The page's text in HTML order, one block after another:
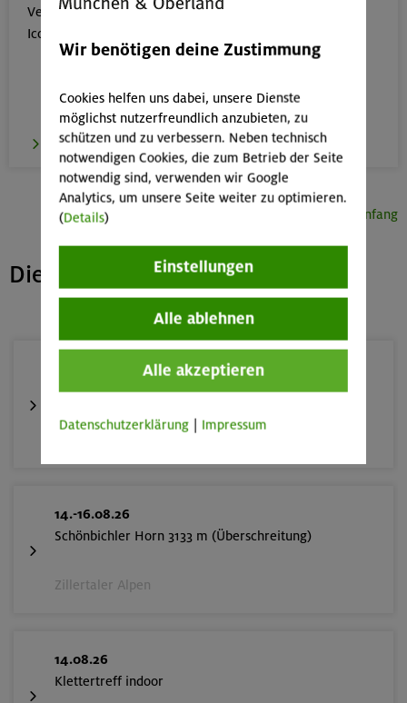
Verkehrsmitteln erreichbar sind, erkennst du an dem
Icon:
zur Übersicht
Seitenanfang
Die nächsten freien Plätze
3000er-Rundtour in der Sonnblickgruppe
14.-16.08.26
Schönbichler Horn 3133 m (Überschreitung)
Zillertaler Alpen
14.08.26
Klettertreff indoor
Wir benötigen deine Zustimmung
Cookies helfen uns dabei, unsere Dienste
möglichst nutzerfreundlich anzubieten, zu
schützen und zu verbessern. Neben technisch
notwendigen Cookies, die zum Betrieb der Seite
notwendig sind, verwenden wir Google
Analytics, um unsere Seite weiter zu optimieren.
(Details)
Einstellungen
Alle ablehnen
Alle akzeptieren
Datenschutzerklärung Impressum